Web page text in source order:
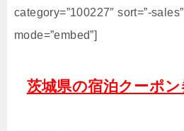
category=”100227″ sort=”-
mode=”embed”]
茨城県の宿泊クーポン